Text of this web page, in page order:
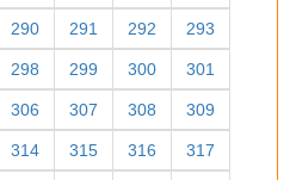
290 291 292 293
298 299 300 301
306 307 308 309
314 315 316 317